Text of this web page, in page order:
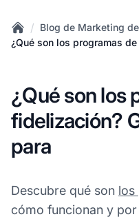
Home
/ Blog de Marketing
¿Qué son los programas
¿Qué son los
fidelización?
para
Descubre qué son los
cómo funcionan y